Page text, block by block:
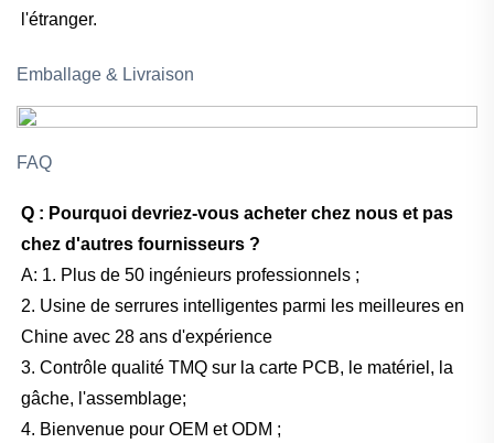
l'étranger.
Emballage & Livraison
FAQ
Q : Pourquoi devriez-vous acheter chez nous et pas
chez d'autres fournisseurs ?
A: 1. Plus de 50 ingénieurs professionnels ;
2. Usine de serrures intelligentes parmi les meilleures en
Chine avec 28 ans d'expérience
3. Contrôle qualité TMQ sur la carte PCB, le matériel, la
gâche, l'assemblage;
4. Bienvenue pour OEM et ODM ;